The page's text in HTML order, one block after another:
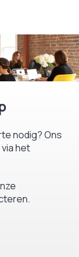
nodig? Ons
het